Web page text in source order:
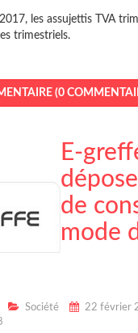
les assujettis TVA
trimestriels.
(0
E-
de
mode
Société
22 février